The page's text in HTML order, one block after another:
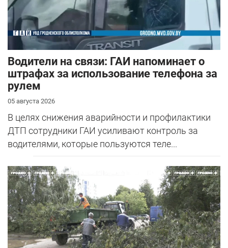
Водители на связи: ГАИ напоминает о
штрафах за использование телефона за
рулем
05 августа 2026
В целях снижения аварийности и профилактики
ДТП сотрудники ГАИ усиливают контроль за
водителями, которые пользуются теле...